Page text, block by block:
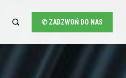
✆ ZADZWOŃ DO NAS